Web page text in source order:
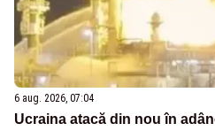
6 aug. 2026, 07:04
Ucraina atacă din nou în